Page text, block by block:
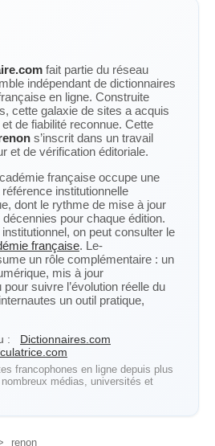
fait partie du réseau
indépendant de dictionnaires
en ligne. Construite
cette galaxie de sites a acquis
de fiabilité reconnue. Cette
s’inscrit dans un travail
et de vérification éditoriale.
française occupe une
institutionnelle
dont le rythme de mise à jour
pour chaque édition.
on peut consulter le
française. Le-
un rôle complémentaire : un
mis à jour
suivre l’évolution réelle du
un outil pratique,
:
Dictionnaires.com
francophones en ligne depuis plus
médias, universités et
renon